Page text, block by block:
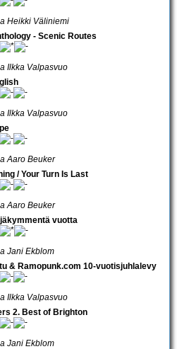
Heikki Väliniemi
- Scenic Routes
Ilkka Valpasvuo
Ilkka Valpasvuo
Aaro Beuker
/ Your Turn Is Last
Aaro Beuker
vuotta
Jani Ekblom
& Ramopunk.com 10-vuotisjuhlalevy
Ilkka Valpasvuo
2. Best of Brighton
Jani Ekblom